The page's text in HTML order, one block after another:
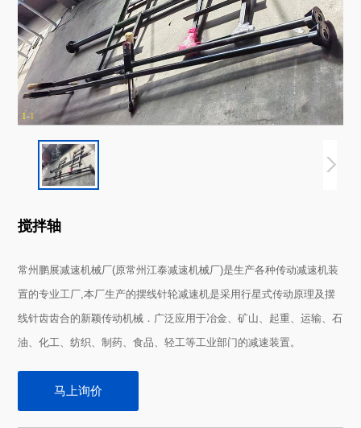
1-1
搅拌轴
常州鹏展减速机械厂(原常州江泰减速机械厂)是生产各种传动减速机装
置的专业工厂,本厂生产的摆线针轮减速机是采用行星式传动原理及摆
线针齿齿合的新颖传动机械．广泛应用于冶金、矿山、起重、运输、石
油、化工、纺织、制药、食品、轻工等工业部门的减速装置。
马上询价